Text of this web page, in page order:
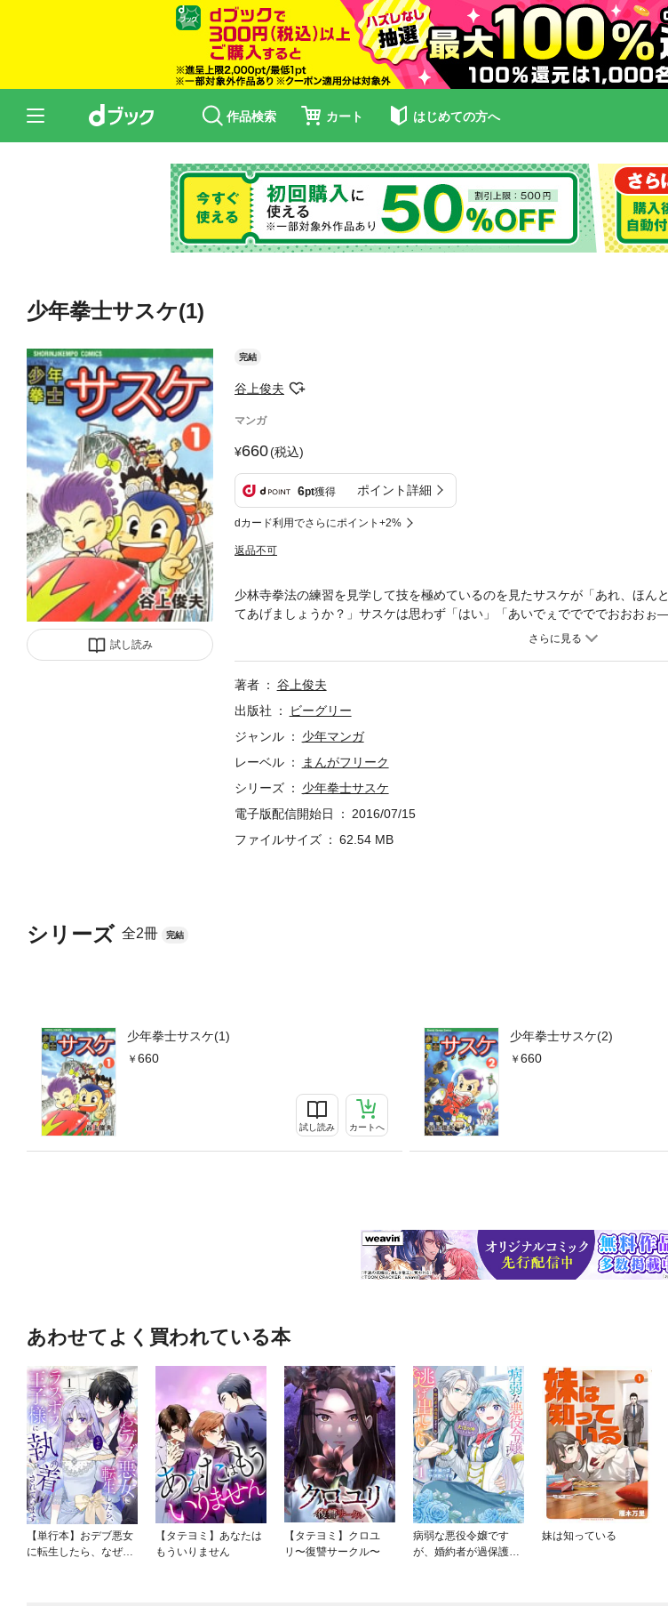
作品検索 カート はじめての方へ
少年拳士サスケ(1)
試し読み
完結
谷上俊夫
マンガ
660(税込)
6pt獲得 ポイント詳細
dカード利用でさらにポイント+2%
返品不可
シリーズ 全2冊 完結
少年拳士サスケ(1)
660
試し読み カートへ
少年拳士サスケ(2)
660
少林寺拳法の練習を見学して技を極めているのを見たサスケが「あれ、ほん
てあげましょうか？」サスケは思わず「はい」「あいでぇででででおおお
寺拳法との出会いでした。明るくパワフルなサスケたちの活躍がみんなに元
著者
谷上俊夫
出版社
ビーグリー
ジャンル
少年マンガ
レーベル
まんがフリーク
シリーズ
少年拳士サスケ
電子版配信開始日
2016/07/15
ファイルサイズ
62.54 MB
あわせてよく買われている本
【単行本】おデブ悪女
に転生したら、なぜか
【タテヨミ】あなたは
もういりません
【タテヨミ】クロユ
リ〜復讐サークル〜
病弱な悪役令嬢です
が、婚約者が過保護す
妹は知っている